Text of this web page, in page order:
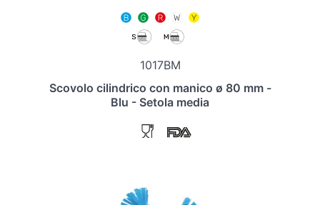
1017BM
Scovolo cilindrico con manico ø 80 mm -
Blu - Setola media